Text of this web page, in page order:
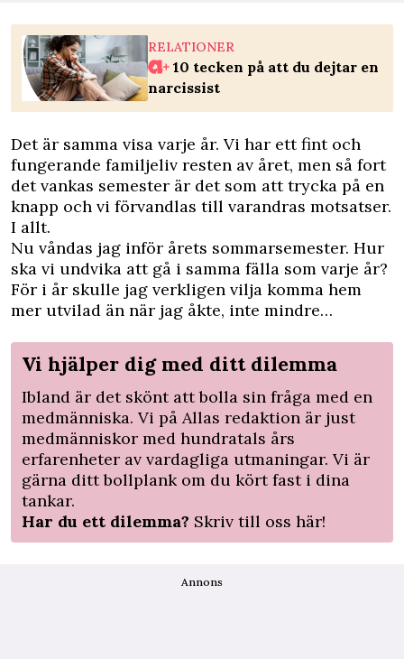
RELATIONER
10 tecken på att du dejtar en
narcissist
Det är samma visa varje år. Vi har ett fint och
fungerande familjeliv resten av året, men så fort
det vankas semester är det som att trycka på en
knapp och vi förvandlas till varandras motsatser.
I allt.
Nu våndas jag inför årets sommarsemester. Hur
ska vi undvika att gå i samma fälla som varje år?
För i år skulle jag verkligen vilja komma hem
mer utvilad än när jag åkte, inte mindre…
Vi hjälper dig med ditt dilemma
Ibland är det skönt att bolla sin fråga med en
medmänniska. Vi på Allas redaktion är just
medmänniskor med hundratals års
erfarenheter av vardagliga utmaningar. Vi är
gärna ditt bollplank om du kört fast i dina
tankar.
Har du ett dilemma? Skriv till oss här!
Annons